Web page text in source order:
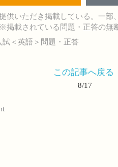
供いただき掲載している。一部
載されている問題・正答の無
試＜英語＞問題・正答
この記事へ戻る
8/17